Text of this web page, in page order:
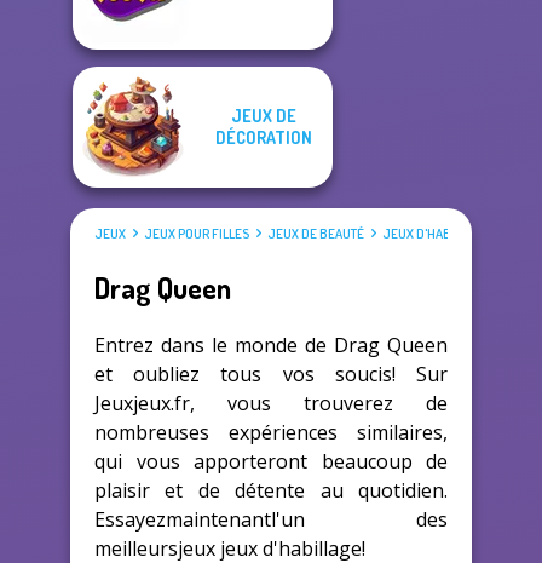
JEUX DE
DÉCORATION
JEUX JEUX POUR FILLES JEUX DE BEAUTÉ JEUX D'HABILLAGE
Drag Queen
Entrez dans le monde de Drag Queen
et oubliez tous vos soucis! Sur
Jeuxjeux.fr, vous trouverez de
nombreuses expériences similaires,
qui vous apporteront beaucoup de
plaisir et de détente au quotidien.
Essayezmaintenantl'un des
meilleursjeux jeux d'habillage!